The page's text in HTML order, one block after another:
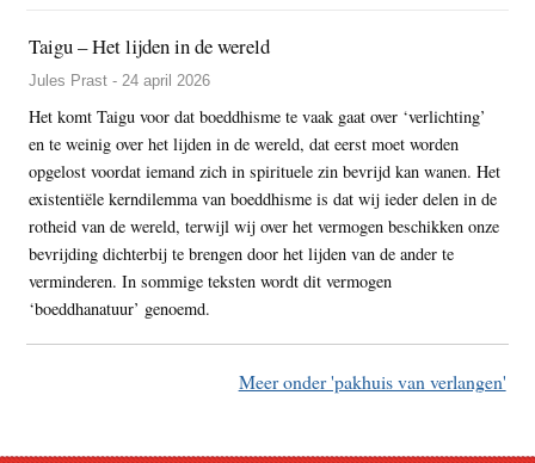
Taigu – Het lijden in de wereld
Jules Prast - 24 april 2026
Het komt Taigu voor dat boeddhisme te vaak gaat over ‘verlichting’
en te weinig over het lijden in de wereld, dat eerst moet worden
opgelost voordat iemand zich in spirituele zin bevrijd kan wanen. Het
existentiële kerndilemma van boeddhisme is dat wij ieder delen in de
rotheid van de wereld, terwijl wij over het vermogen beschikken onze
bevrijding dichterbij te brengen door het lijden van de ander te
verminderen. In sommige teksten wordt dit vermogen
‘boeddhanatuur’ genoemd.
Meer onder 'pakhuis van verlangen'